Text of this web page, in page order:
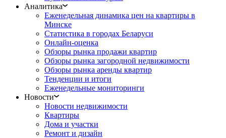
Аналитика
Еженедельная динамика цен на квартиры в
Минске
Статистика в городах Беларуси
Онлайн-оценка
Обзоры рынка продажи квартир
Обзоры рынка загородной недвижимости
Обзоры рынка аренды квартир
Тенденции и итоги
Еженедельные мониторинги
Новости
Новости недвижимости
Квартиры
Дома и участки
Ремонт и дизайн